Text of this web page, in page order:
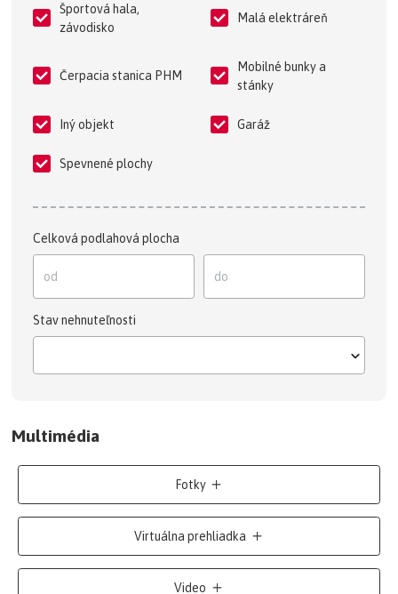
Športová hala,
závodisko
Malá elektráreň
Čerpacia stanica PHM
Mobilné bunky a
stánky
Iný objekt Garáž
Spevnené plochy
Celková podlahová plocha
Stav nehnuteľnosti
Multimédia
Fotky
Virtuálna prehliadka
Video